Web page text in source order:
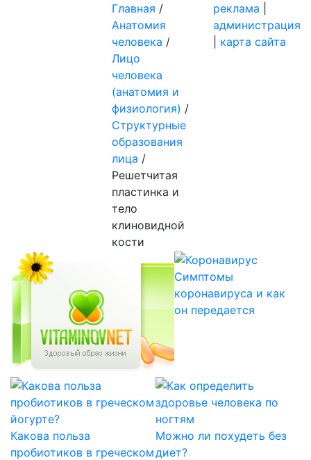
Главная /
Aнатомия
человека /
Лицо
человека
(анатомия и
физиология) /
Структурные
образования
лица /
Решетчитая
пластинка и
тело
клиновидной
кости
реклама
администрация
карта сайта
Симптомы
коронавируса и как
он передается
Какова польза
пробиотиков в греческом
Можно ли похудеть без
диет?